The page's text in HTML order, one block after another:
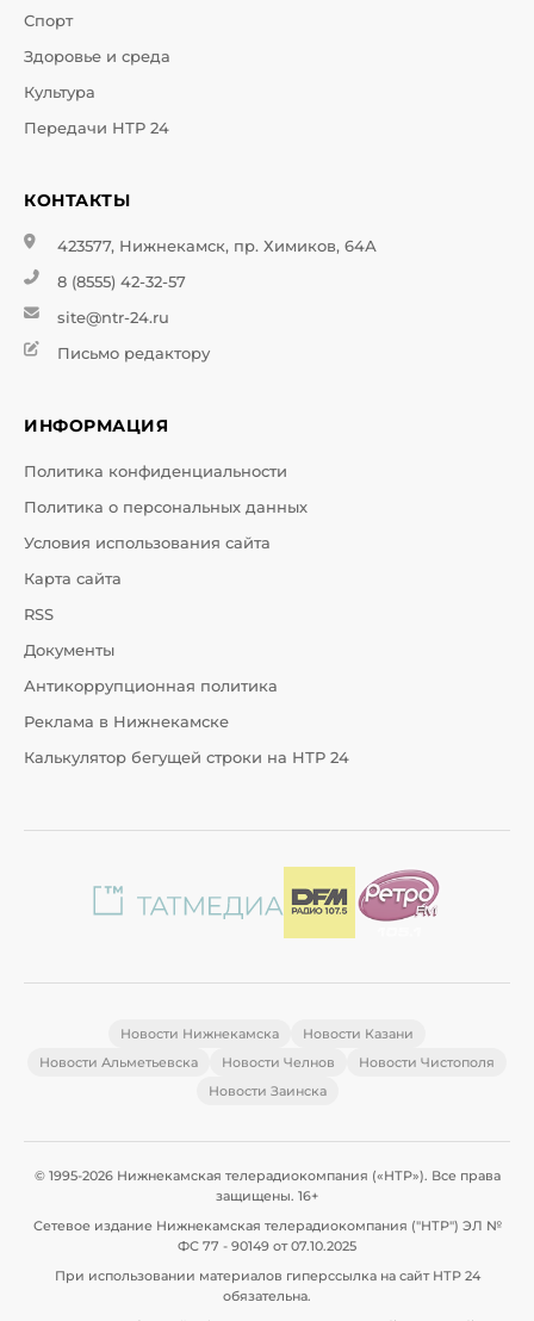
Спорт
Здоровье и среда
Культура
Передачи НТР 24
КОНТАКТЫ
423577, Нижнекамск, пр. Химиков, 64А
8 (8555) 42-32-57
site@ntr-24.ru
Письмо редактору
ИНФОРМАЦИЯ
Политика конфиденциальности
Политика о персональных данных
Условия использования сайта
Карта сайта
RSS
Документы
Антикоррупционная политика
Реклама в Нижнекамске
Калькулятор бегущей строки на НТР 24
Новости Нижнекамска
Новости Казани
Новости Альметьевска
Новости Челнов
Новости Чистополя
Новости Заинска
© 1995-2026 Нижнекамская телерадиокомпания («НТР»). Все права
защищены. 16+
Сетевое издание Нижнекамская телерадиокомпания ("НТР") ЭЛ №
ФС 77 - 90149 от 07.10.2025
При использовании материалов гиперссылка на сайт НТР 24
обязательна.